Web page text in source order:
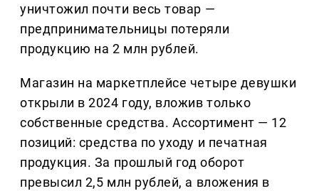
уничтожил почти весь товар —
предпринимательницы потеряли
продукцию на 2 млн рублей.
Магазин на маркетплейсе четыре девушки
открыли в 2024 году, вложив только
собственные средства. Ассортимент — 12
позиций: средства по уходу и печатная
продукция. За прошлый год оборот
превысил 2,5 млн рублей, а вложения в